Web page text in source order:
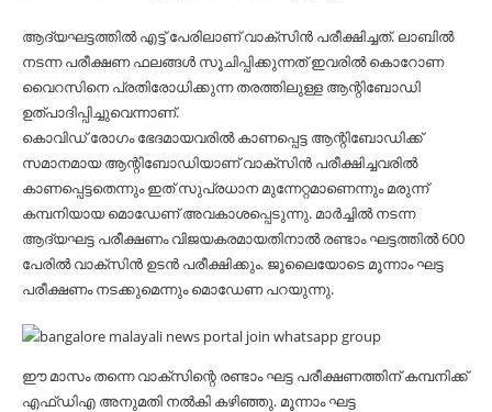
ആദ്യഘട്ടത്തിൽ എട്ട് പേരിലാണ് വാക്സിൻ പരീക്ഷിച്ചത്. ലാബിൽ
നടന്ന പരീക്ഷണ ഫലങ്ങൾ സൂചിപ്പിക്കുന്നത് ഇവരിൽ കൊറോണ
വൈറസിനെ പ്രതിരോധിക്കുന്ന തരത്തിലുള്ള ആന്റിബോഡി
ഉത്പാദിപ്പിച്ചുവെന്നാണ്.
കൊവിഡ് രോഗം ഭേദമായവരിൽ കാണപ്പെട്ട ആന്റിബോഡിക്ക്
സമാനമായ ആന്റിബോഡിയാണ് വാക്സിൻ പരീക്ഷിച്ചവരിൽ
കാണപ്പെട്ടതെന്നും ഇത് സുപ്രധാന മുന്നേറ്റമാണെന്നും മരുന്ന്
കമ്പനിയായ മൊഡേണ് അവകാശപ്പെടുന്നു. മാർച്ചിൽ നടന്ന
ആദ്യഘട്ട പരീക്ഷണം വിജയകരമായതിനാൽ രണ്ടാം ഘട്ടത്തിൽ 600
പേരിൽ വാക്സിൻ ഉടൻ പരീക്ഷിക്കും. ജൂലൈയോടെ മൂന്നാം ഘട്ട
പരീക്ഷണം നടക്കുമെന്നും മൊഡേണ പറയുന്നു.
ഈ മാസം തന്നെ വാക്സിന്റെ രണ്ടാം ഘട്ട പരീക്ഷണത്തിന് കമ്പനിക്ക്
എഫ്ഡിഎ അനുമതി നൽകി കഴിഞ്ഞു. മൂന്നാം ഘട്ട